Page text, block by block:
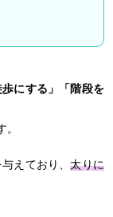
歩にする」「階段を
えており、太りに